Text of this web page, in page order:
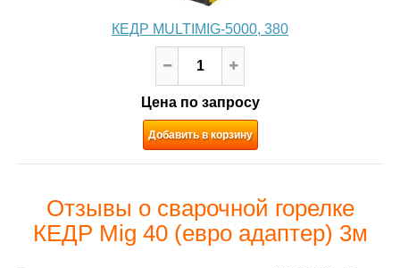
КЕДР MULTIMIG-5000, 380
Цена по запросу
Добавить в корзину
Отзывы о сварочной горелке
КЕДР Mig 40 (евро адаптер) 3м